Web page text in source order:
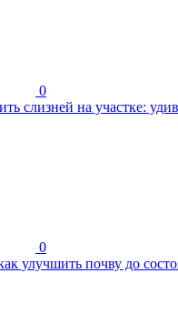
0
слизней на участке:
0
улучшить почву до